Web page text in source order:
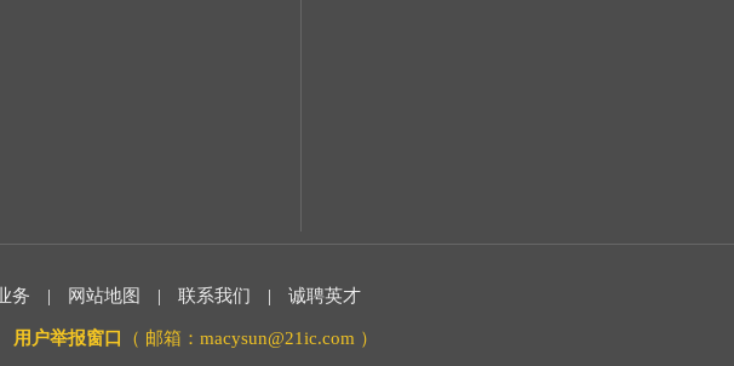
务 | 网站地图 | 联系我们 | 诚聘英才
用户举报窗口 （ 邮箱：macysun@21ic.com ）